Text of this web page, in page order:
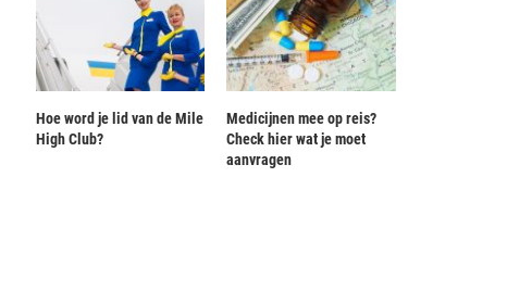
Hoe word je lid van de Mile
High Club?
Medicijnen mee op reis?
Check hier wat je moet
aanvragen